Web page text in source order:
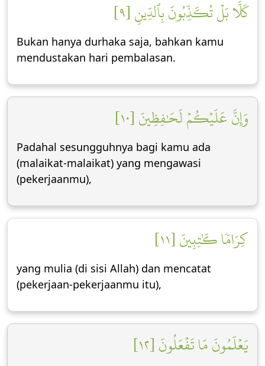
كَلَّا بَلۡ تُكَذِّبُونَ بِٱلدِّينِ [٩]
Bukan hanya durhaka saja, bahkan kamu
mendustakan hari pembalasan.
وَإِنَّ عَلَيۡكُمۡ لَحَٰفِظِينَ [١٠]
Padahal sesungguhnya bagi kamu ada
(malaikat-malaikat) yang mengawasi
(pekerjaanmu),
كِرَامٗا كَٰتِبِينَ [١١]
yang mulia (di sisi Allah) dan mencatat
(pekerjaan-pekerjaanmu itu),
يَعۡلَمُونَ مَا تَفۡعَلُونَ [١٢]